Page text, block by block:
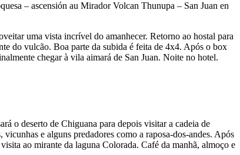
uma vista incrível do amanhecer. Retorno ao hostal para
do vulcão. Boa parte da subida é feita de 4x4. Após o box
chegar à vila aimará de San Juan. Noite no hotel.
o deserto de Chiguana para depois visitar a cadeia de
e alguns predadores como a raposa-dos-andes. Após
ao mirante da laguna Colorada. Café da manhã, almoço e